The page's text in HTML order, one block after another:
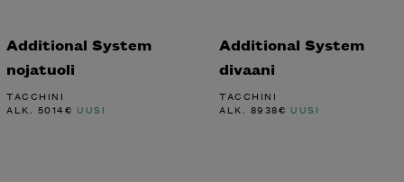
Additional System
nojatuoli
TACCHINI
ALK. 5014€ UUSI
Additional System
divaani
TACCHINI
ALK. 8938€ UUSI